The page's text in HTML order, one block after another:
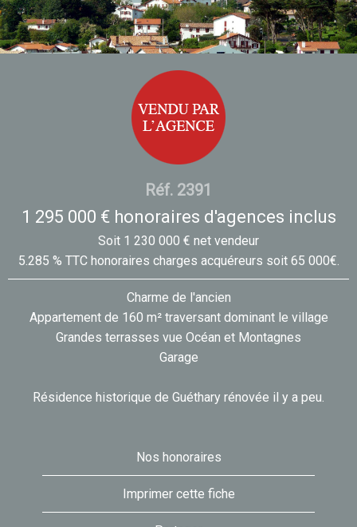
Réf. 2391
1 295 000 € honoraires d'agences inclus
Soit 1 230 000 € net vendeur
5.285 % TTC honoraires charges acquéreurs soit 65 000€.
Charme de l'ancien
Appartement de 160 m² traversant dominant le village
Grandes terrasses vue Océan et Montagnes
Garage
Résidence historique de Guéthary rénovée il y a peu.
Nos honoraires
Imprimer cette fiche